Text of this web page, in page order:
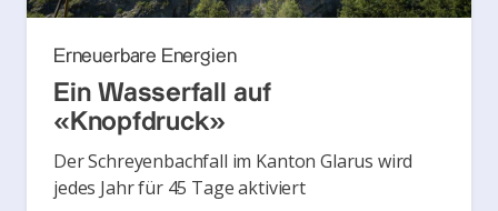
Erneuerbare Energien
Ein Wasserfall auf
«Knopfdruck»
Der Schreyenbachfall im Kanton Glarus wird
jedes Jahr für 45 Tage aktiviert